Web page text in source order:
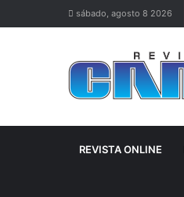
sábado, agosto 8 2026
REVISTA ONLINE